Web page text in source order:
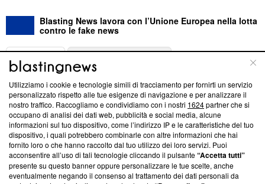
Blasting News lavora con l’Unione Europea nella lotta
contro le fake news
ABOUT
Questa sezione offre informazioni trasparenti su Blasting
News, sui nostri processi editoriali e su come ci impegniamo a
creare news di qualità. Inoltre, afferma la nostra aderenza a
‘Trust Project - News with Integrity’Blasting News non è
ancora membro del programma, ma ha richiesto di farne
parte; Trust Project non ha ancora effettuato una verifica di
conformità agli standard.
Utilizziamo i cookie e tecnologie simili di tracciamento per fornirti un servizio
personalizzato rispetto alle tue esigenze di navigazione e per analizzare il
nostro traffico. Raccogliamo e condividiamo con i nostri 1624partner che si
occupano di analisi dei dati web, pubblicità e social media, alcune
informazioni sul tuo dispositivo, come l’indirizzo IP e le caratteristiche del tuo
dispositivo, i quali potrebbero combinarle con altre informazioni che hai
fornito loro o che hanno raccolto dal tuo utilizzo dei loro servizi. Puoi
acconsentire all’uso di tali tecnologie cliccando il pulsante“Accetta tutti”
presente su questo banner oppure personalizzare le tue scelte, anche
eventualmente negando il consenso al trattamento dei dati personali da